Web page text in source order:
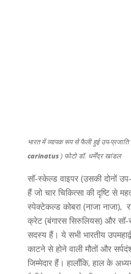
भारत में व्यापक रूप से फैली हुई उप-
carinatus) फोटो डॉ. धर्मेंद्र खांडल
सॉ-स्केल्ड वाइपर (उसकी दोनों
हैं जो चार चिकित्सा की दृष्टि से
स्पेक्टेकल्ड कोबरा (नाजा नाजा),
क्रेट (बंगारस सिरुलियस) और
सदस्य हैं। ये सभी भारतीय
काटने से होने वाली मौतों और
जिम्मेदार हैं। हालाँकि, हाल के